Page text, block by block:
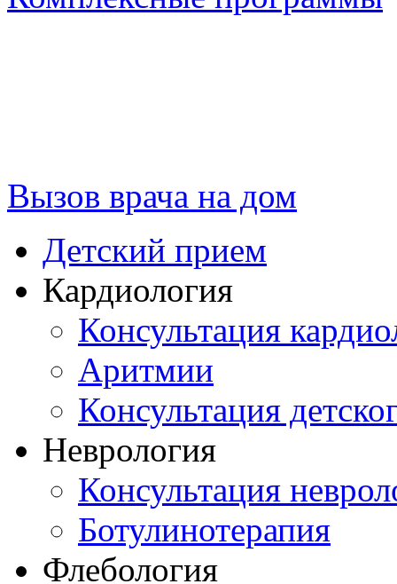
Вызов врача на дом
Детский прием
Кардиология
Консультация
Аритмии
Консультация
Неврология
Консультация
Ботулинотерапия
Флебология